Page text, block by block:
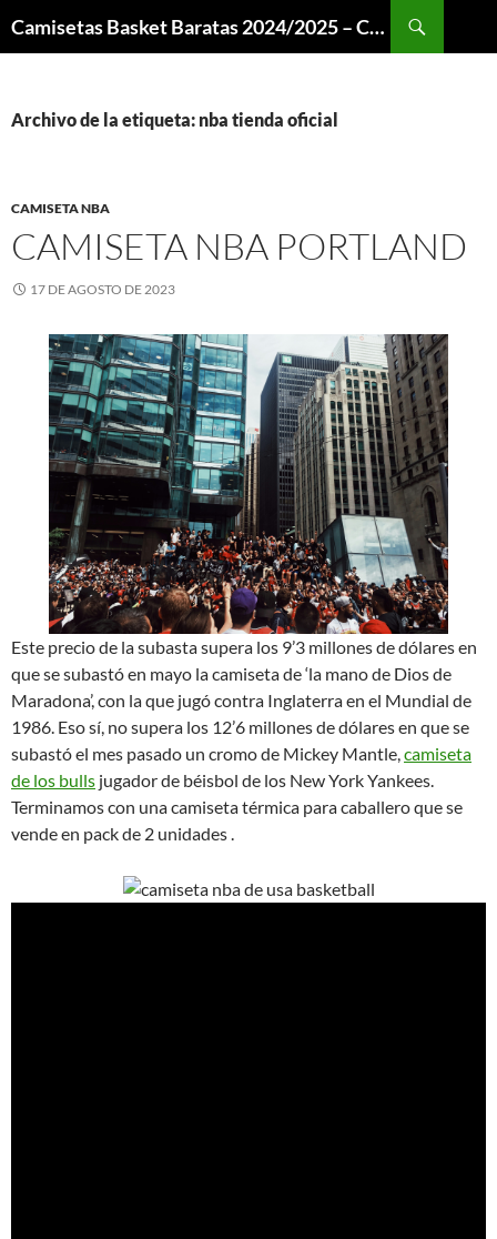
Camisetas Basket Baratas 2024/2025 – Camisetas NBA
Archivo de la etiqueta: nba tienda oficial
CAMISETA NBA
CAMISETA NBA PORTLAND
17 DE AGOSTO DE 2023
Este precio de la subasta supera los 9’3 millones de dólares en
que se subastó en mayo la camiseta de ‘la mano de Dios de
Maradona’, con la que jugó contra Inglaterra en el Mundial de
1986. Eso sí, no supera los 12’6 millones de dólares en que se
subastó el mes pasado un cromo de Mickey Mantle,camiseta
de los bulls jugador de béisbol de los New York Yankees.
Terminamos con una camiseta térmica para caballero que se
vende en pack de 2 unidades .